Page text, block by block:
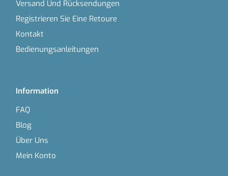
Versand Und Rücksendungen
Registrieren Sie Eine Retoure
Kontakt
Bedienungsanleitungen
Information
FAQ
Blog
Über Uns
Mein Konto